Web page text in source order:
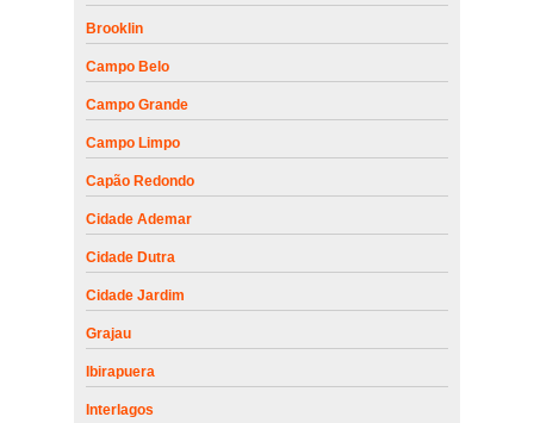
Brooklin
Campo Belo
Campo Grande
Campo Limpo
Capão Redondo
Cidade Ademar
Cidade Dutra
Cidade Jardim
Grajau
Ibirapuera
Interlagos